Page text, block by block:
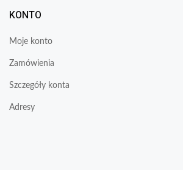
KONTO
Moje konto
Zamówienia
Szczegóły konta
Adresy